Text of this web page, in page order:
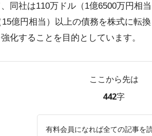
同社は110万ドル（1億6500万円相
15億円相当）以上の債務を株式に転
化することを目的としています。
ここから先は
442字
有料会員になれば全ての記事を